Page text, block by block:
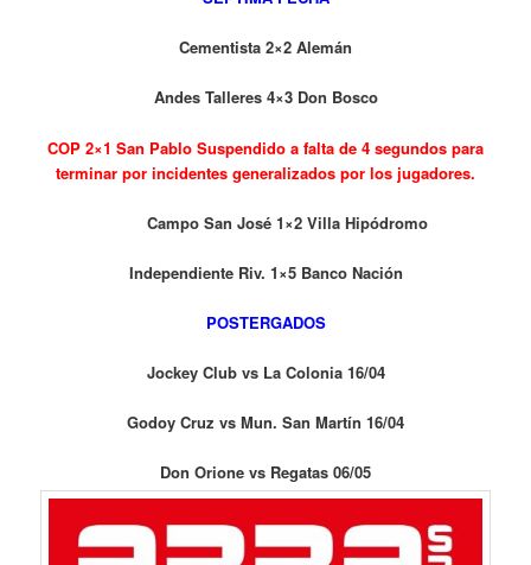
Cementista 2×2 Alemán
Andes Talleres 4×3 Don Bosco
COP 2×1 San Pablo Suspendido a falta de 4 segundos para
terminar por incidentes generalizados por los jugadores.
Campo San José 1×2 Villa Hipódromo
Independiente Riv. 1×5 Banco Nación
POSTERGADOS
Jockey Club vs La Colonia 16/04
Godoy Cruz vs Mun. San Martín 16/04
Don Orione vs Regatas 06/05